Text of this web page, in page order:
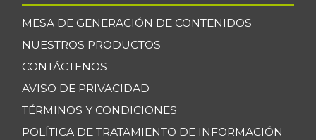
MESA DE GENERACIÓN DE CONTENIDOS
NUESTROS PRODUCTOS
CONTÁCTENOS
AVISO DE PRIVACIDAD
TÉRMINOS Y CONDICIONES
POLÍTICA DE TRATAMIENTO DE INFORMACIÓN